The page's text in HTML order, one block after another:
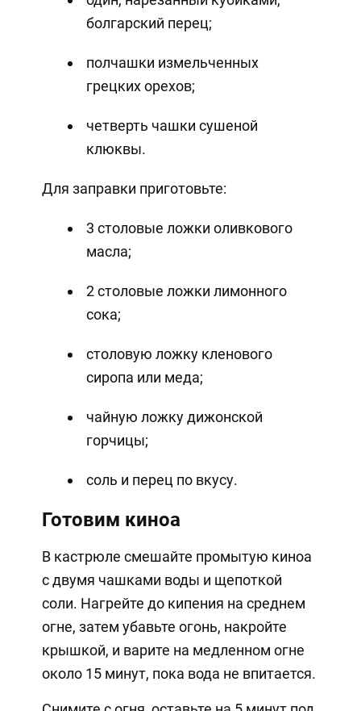
болгарский перец;
полчашки измельченных
грецких орехов;
четверть чашки сушеной
клюквы.
Для заправки приготовьте:
3 столовые ложки оливкового
масла;
2 столовые ложки лимонного
сока;
столовую ложку кленового
сиропа или меда;
чайную ложку дижонской
горчицы;
соль и перец по вкусу.
Готовим киноа
В кастрюле смешайте промытую киноа
с двумя чашками воды и щепоткой
соли. Нагрейте до кипения на среднем
огне, затем убавьте огонь, накройте
крышкой, и варите на медленном огне
около 15 минут, пока вода не впитается.